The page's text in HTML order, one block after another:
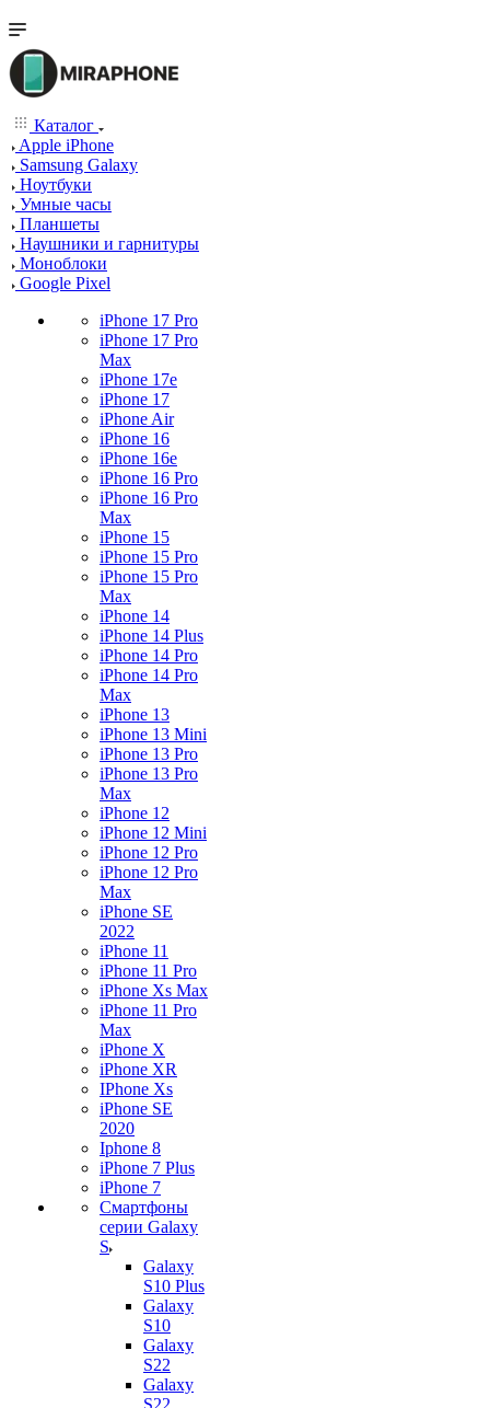
Каталог
Apple iPhone
Samsung Galaxy
Ноутбуки
Умные часы
Планшеты
Наушники и гарнитуры
Моноблоки
Google Pixel
iPhone 17 Pro
iPhone 17 Pro
Max
iPhone 17e
iPhone 17
iPhone Air
iPhone 16
iPhone 16e
iPhone 16 Pro
iPhone 16 Pro
Max
iPhone 15
iPhone 15 Pro
iPhone 15 Pro
Max
iPhone 14
iPhone 14 Plus
iPhone 14 Pro
iPhone 14 Pro
Max
iPhone 13
iPhone 13 Mini
iPhone 13 Pro
iPhone 13 Pro
Max
iPhone 12
iPhone 12 Mini
iPhone 12 Pro
iPhone 12 Pro
Max
iPhone SE
2022
iPhone 11
iPhone 11 Pro
iPhone Xs Max
iPhone 11 Pro
Max
iPhone X
iPhone XR
IPhone Xs
iPhone SE
2020
Iphone 8
iPhone 7 Plus
iPhone 7
Смартфоны
серии Galaxy
S
Galaxy
S10 Plus
Galaxy
S10
Galaxy
S22
Galaxy
S22